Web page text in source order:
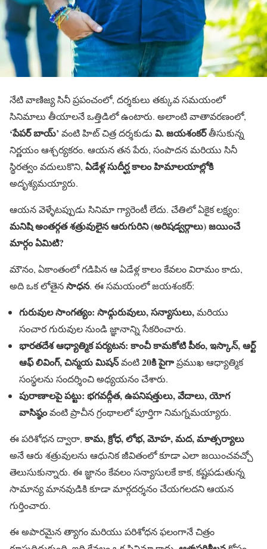
నేటి వాణిజ్య సినీ ప్రపంచంలో, దర్శకులు తక్కువ సమయంలో
సినిమాలు తీయాలనే ఒత్తిడిలో ఉంటారు. అలాంటి వాతావరణంలో,
‘పేపర్ బాయ్’ వంటి హిట్ చిత్ర దర్శకుడు వి. జయశంకర్తీసుకున్న
నిర్ణయం ఆశ్చర్యకరం. ఆయన తన పేరు, సంపాదన మరియు సినీ
స్థిరత్వం వదులుకొని, ఏడేళ్ల సుదీర్ఘ కాలం హిమాలయాల్లోకి
అదృశ్యమయ్యారు.
ఆయన వెళ్ళేటప్పుడు సినిమా గ్యారెంటీ లేదు. చేతిలో ఏకైక లక్ష్యం:
మనిషి అంతర్గత శత్రువులైన ఆరుగురిని (అరిషడ్వర్గాలు) జయించే
మార్గం ఏమిటి?
మౌనం, ఏకాంతంలో గడిపిన ఆ ఏడేళ్ల కాలం కేవలం విరామం కాదు,
అది ఒక లోతైనసాధన. ఈ సమయంలో జయశంకర్:
గురువుల సాంగత్యం: సాధ్గురువులు, సన్యాసులు,మరియు
సంచార గురువుల నుండి జ్ఞానాన్ని సేకరించారు.
భారతదేశ ఆధ్యాత్మిక పర్యటన: కాంచీ కామకోటి పీఠం, ఇస్కాన్, ఆర్ట్
ఆఫ్ లివింగ్, చిన్మయ మిషన్వంటి20కి పైగాప్రముఖ ఆధ్యాత్మిక
సంస్థలను సందర్శించి అధ్యయనం చేశారు.
పురాణాలపై పట్టు: భగవద్గీత, ఉపనిషత్తులు, వేదాలు, యోగ
వాసిష్ఠంవంటి ప్రాచీన గ్రంథాలలో పూర్తిగా నిమగ్నమయ్యారు.
ఈ పరిశోధన ద్వారా, కామ, క్రోధ, లోభ, మోహ, మద, మాత్సర్యాలు
అనే ఆరు శత్రువులను ఆధునిక జీవితంలో కూడా ఎలా జయించవచ్చో
తెలుసుకున్నారు. ఈ జ్ఞానం కేవలం సన్యాసులకే కాక, కష్టపడుతున్న
సామాన్య మానవుడికి కూడా మార్గదర్శనం చేయగలదని ఆయన
గుర్తించారు.
ఈ అపారమైన త్యాగం మరియు పరిశోధన ఫలంగానే చిత్రం